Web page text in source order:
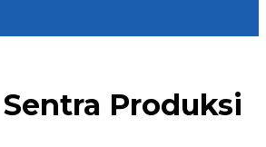
Produksi